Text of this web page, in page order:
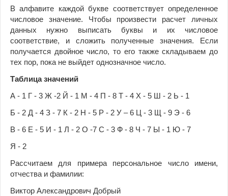
В алфавите каждой букве соответствует определенное
числовое значение. Чтобы произвести расчет личных
данных нужно выписать буквы и их числовое
соответствие, и сложить полученные значения. Если
получается двойное число, то его также складываем до
тех пор, пока не выйдет однозначное число.
Таблица значений
А - 1 Г - 3 Ж -2 Й - 1 М - 4 П - 8 Т - 4 Х - 5 Ш - 2 Ь - 1
Б - 2 Д - 4 З - 7 К - 2 Н - 5 Р - 2 У – 6 Ц - 3 Щ - 9 Э - 6
В - 6 Е - 5 И - 1 Л - 2 О -7 С - 3 Ф - 8 Ч - 7 Ы - 1 Ю - 7
Я - 2
Рассчитаем для примера персональное число имени,
отчества и фамилии:
Виктор Александрович Добрый